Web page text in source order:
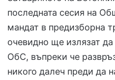
последната сесия на
мандат в предизборна
очевидно ще излязат
ОбС, въпреки че
никого далеч преди да